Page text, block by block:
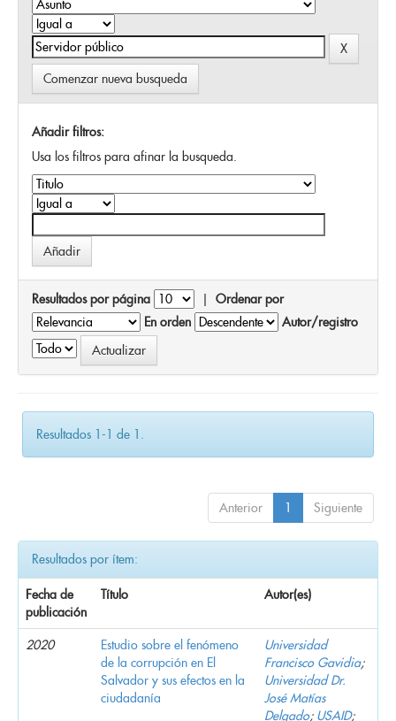
Comenzar nueva busqueda
Añadir filtros:
Usa los filtros para afinar la busqueda.
Resultados por página | Ordenar por
En orden
Autor/registro
Resultados 1-1 de 1.
Anterior 1 Siguiente
Resultados por ítem:
Fecha de
publicación
Título Autor(es)
2020
Estudio sobre el fenómeno
de la corrupción en El
Salvador y sus efectos en la
ciudadanía
Universidad
Francisco Gavidia;
Universidad Dr.
José Matías
Delgado; USAID;